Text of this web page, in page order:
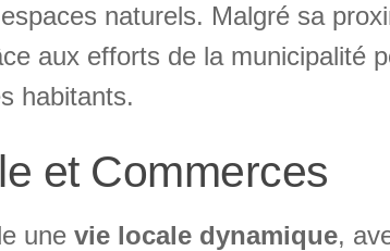
naturels. Malgré sa
aux efforts de la municipalité
habitants.
et Commerces
une vie locale dynamique,